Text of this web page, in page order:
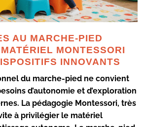
AU MARCHE-PIED
MONTESSORI
INNOVANTS
du marche-pied ne convient
d’autonomie et d’exploration
La pédagogie Montessori, très
à privilégier le matériel